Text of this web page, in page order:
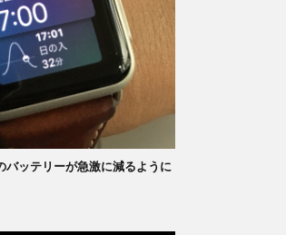
ッテリーが急激に減るように